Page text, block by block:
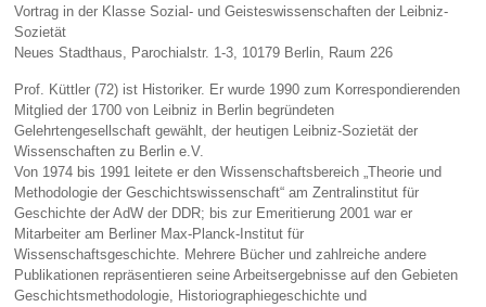
Vortrag in der Klasse Sozial- und Geisteswissenschaften der Leibniz-
Sozietät
Neues Stadthaus, Parochialstr. 1-3, 10179 Berlin, Raum 226
Prof. Küttler (72) ist Historiker. Er wurde 1990 zum Korrespondierenden
Mitglied der 1700 von Leibniz in Berlin begründeten
Gelehrtengesellschaft gewählt, der heutigen Leibniz-Sozietät der
Wissenschaften zu Berlin e.V.
Von 1974 bis 1991 leitete er den Wissenschaftsbereich „Theorie und
Methodologie der Geschichtswissenschaft“ am Zentralinstitut für
Geschichte der AdW der DDR; bis zur Emeritierung 2001 war er
Mitarbeiter am Berliner Max-Planck-Institut für
Wissenschaftsgeschichte. Mehrere Bücher und zahlreiche andere
Publikationen repräsentieren seine Arbeitsergebnisse auf den Gebieten
Geschichtsmethodologie, Historiographiegeschichte und